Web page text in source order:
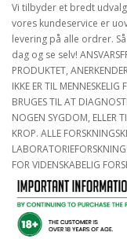
Vi tilbyder et bredt
vores kundeservice er
levering på alle ordrer.
dag og se selv!
PRODUKTET,
IKKE ER TIL
BRUGES TIL AT
NOGEN SYGDOM, ELLER
KROP. ALLE
FOR VIDENSKABELIG